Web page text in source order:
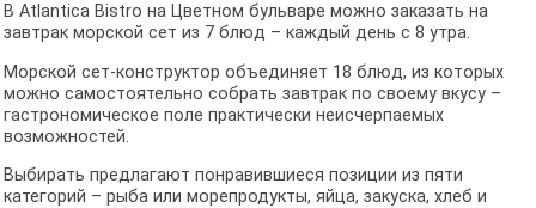
В Atlantica Bistro на Цветном бульваре можно заказать на
завтрак морской сет из 7 блюд – каждый день с 8 утра.
Морской сет-конструктор объединяет 18 блюд, из которых
можно самостоятельно собрать завтрак по своему вкусу –
гастрономическое поле практически неисчерпаемых
возможностей.
Выбирать предлагают понравившиеся позиции из пяти
категорий – рыба или морепродукты, яйца, закуска, хлеб и